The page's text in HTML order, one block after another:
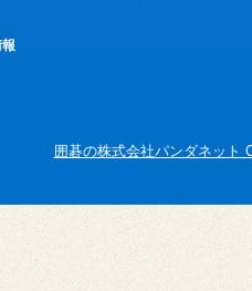
囲碁の株式会社パンダネット